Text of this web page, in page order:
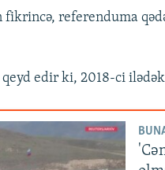
fikrincə, referenduma
edir ki, 2018-ci